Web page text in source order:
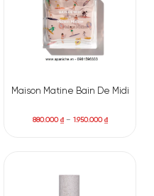
Maison Matine Bain De Midi
880.000₫– 1.950.000₫